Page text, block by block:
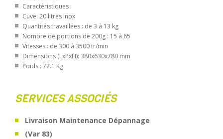
Caractéristiques :
Cuve: 20 litres inox
Quantités travaillées : de 3 à 13 kg
Nombre de portions de 200g : 15 à 65
Vitesses : de 300 à 3500 tr/min
Dimensions (LxPxH): 380x630x780 mm
Poids : 72.1 Kg
SERVICES ASSOCIÉS
Livraison Maintenance Dépannage
(Var 83)